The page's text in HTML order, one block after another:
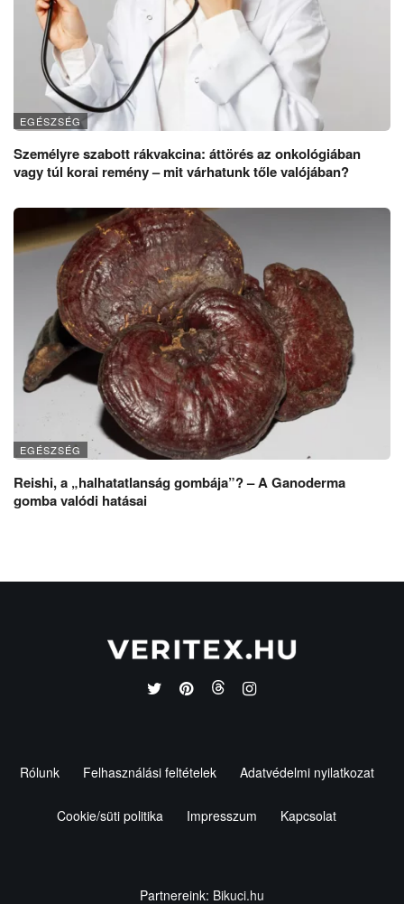
EGÉSZSÉG
Személyre szabott rákvakcina: áttörés az onkológiában
vagy túl korai remény – mit várhatunk tőle valójában?
EGÉSZSÉG
Reishi, a „halhatatlanság gombája”? – A Ganoderma
gomba valódi hatásai
Rólunk Felhasználási feltételek Adatvédelmi nyilatkozat
Cookie/süti politika Impresszum Kapcsolat
Partnereink: Bikuci.hu